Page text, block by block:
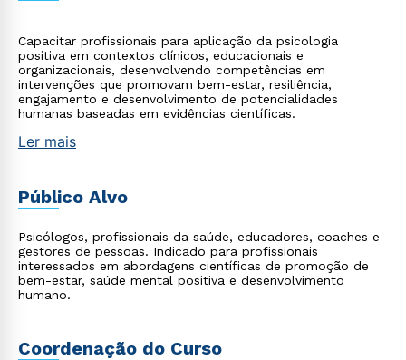
Capacitar profissionais para aplicação da psicologia
positiva em contextos clínicos, educacionais e
organizacionais, desenvolvendo competências em
intervenções que promovam bem-estar, resiliência,
engajamento e desenvolvimento de potencialidades
humanas baseadas em evidências científicas.
Ler mais
Público Alvo
Psicólogos, profissionais da saúde, educadores, coaches e
gestores de pessoas. Indicado para profissionais
interessados em abordagens científicas de promoção de
bem-estar, saúde mental positiva e desenvolvimento
humano.
Coordenação do Curso